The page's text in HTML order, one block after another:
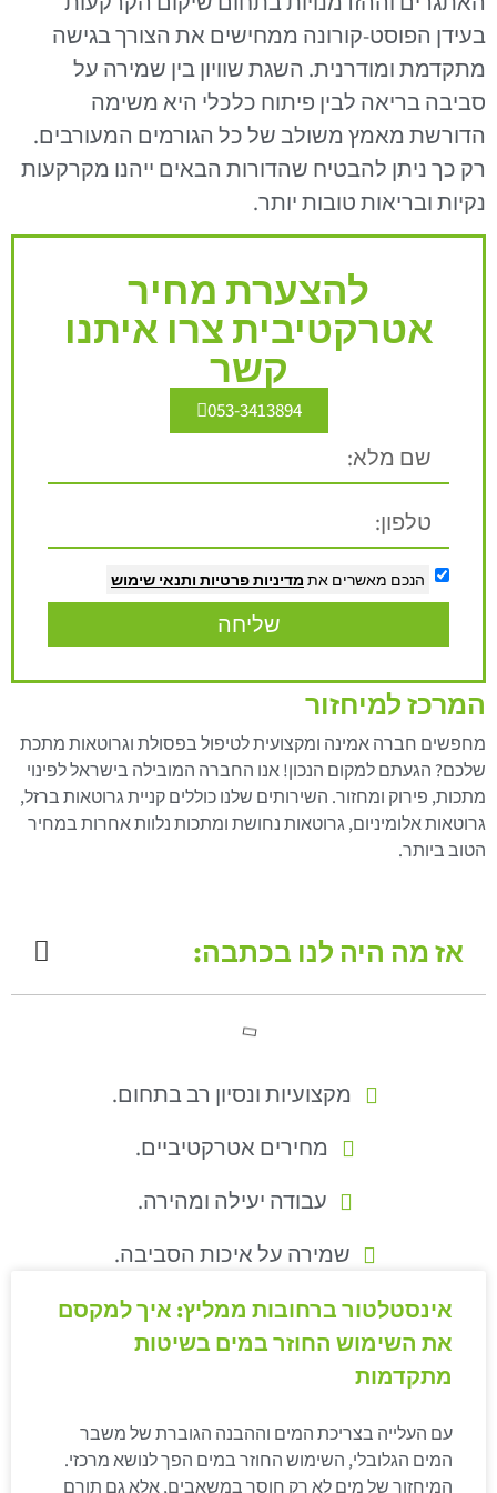
בעידן הפוסט-קורונה ממחישים את הצורך בגישה
מתקדמת ומודרנית. השגת שוויון בין שמירה על
סביבה בריאה לבין פיתוח כלכלי היא משימה
הדורשת מאמץ משולב של כל הגורמים המעורבים.
רק כך ניתן להבטיח שהדורות הבאים ייהנו מקרקעות
נקיות ובריאות טובות יותר.
להצערת מחיר
אטרקטיבית צרו איתנו
קשר
053-3413894
הנכם מאשרים את מדיניות פרטיות ותנאי שימוש
שליחה
המרכז למיחזור
מחפשים חברה אמינה ומקצועית לטיפול בפסולת וגרוטאות מתכת
שלכם? הגעתם למקום הנכון! אנו החברה המובילה בישראל לפינוי
מתכות, פירוק ומחזור. השירותים שלנו כוללים קניית גרוטאות ברזל,
גרוטאות אלומיניום, גרוטאות נחושת ומתכות נלוות אחרות במחיר
הטוב ביותר.
אז מה היה לנו בכתבה:
מקצועיות ונסיון רב בתחום.
מחירים אטרקטיביים.
עבודה יעילה ומהירה.
שמירה על איכות הסביבה.
אינסטלטור ברחובות ממליץ: איך למקסם
את השימוש החוזר במים בשיטות
מתקדמות
עם העלייה בצריכת המים וההבנה הגוברת של משבר
המים הגלובלי, השימוש החוזר במים הפך לנושא מרכזי.
המיחזור של מים לא רק חוסך במשאבים, אלא גם תורם